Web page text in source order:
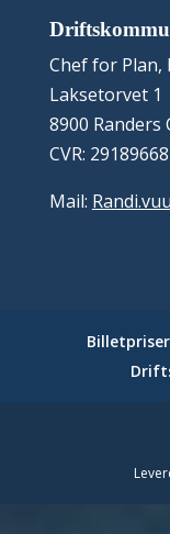
Chef for Plan,
Laksetorvet 1
8900 Randers
CVR: 29189668
Mail:
Billetpriser